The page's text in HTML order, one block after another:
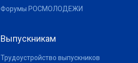
Форумы РОСМОЛОДЕЖИ
Выпускникам
Трудоустройство выпускников